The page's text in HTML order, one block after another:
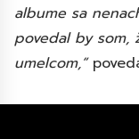
albume sa
povedal by som,
umelcom,“